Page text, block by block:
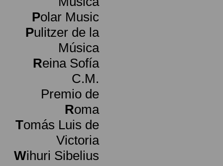
Polar Music
Pulitzer de la
Música
Reina Sofía
C.M.
Premio de
Roma
Tomás Luis de
Victoria
Wihuri Sibelius